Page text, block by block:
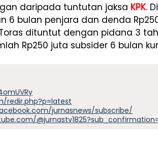
daripada tuntutan jaksa KPK.
6 bulan penjara dan denda
dituntut dengan pidana 3
Rp250 juta subsider 6 bulan
redir.php?p=latest
jurnasnews/subscribe/